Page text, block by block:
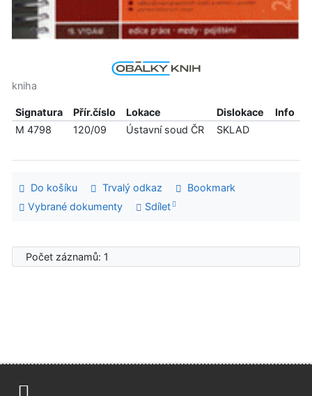
kniha
Signatura Přír.číslo Lokace Dislokace
Info
M 4798
120/09 Ústavní soud ČR SKLAD
Do košíku Trvalý odkaz
Bookmark
Vybrané dokumenty
Sdílet
Počet záznamů: 1